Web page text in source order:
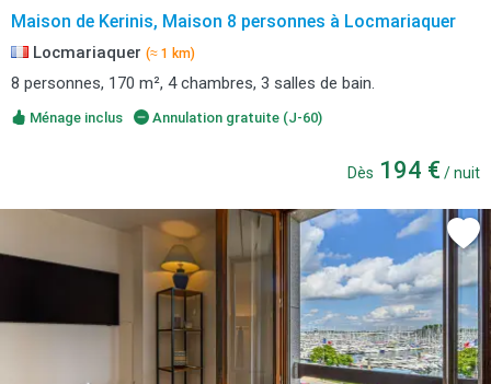
Maison de Kerinis, Maison 8 personnes à Locmariaquer
Locmariaquer (≈ 1 km)
8 personnes, 170 m², 4 chambres, 3 salles de bain.
Ménage inclus Annulation gratuite (J-60)
Dès 194 € / nuit